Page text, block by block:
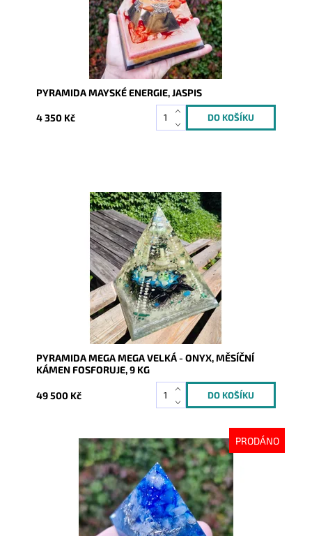
PYRAMIDA MAYSKÉ ENERGIE, JASPIS
4 350 Kč
Skladem
8761
PYRAMIDA MEGA MEGA VELKÁ - ONYX, MĚSÍČNÍ
KÁMEN FOSFORUJE, 9 KG
49 500 Kč
PRODÁNO
Dostupnost:
Vyprodáno
9932